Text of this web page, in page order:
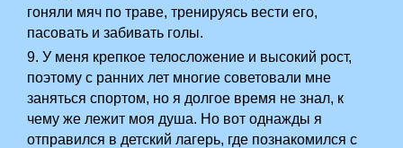
гоняли мяч по траве, тренируясь вести его,
пасовать и забивать голы.
9. У меня крепкое телосложение и высокий рост,
поэтому с ранних лет многие советовали мне
заняться спортом, но я долгое время не знал, к
чему же лежит моя душа. Но вот однажды я
отправился в детский лагерь, где познакомился с